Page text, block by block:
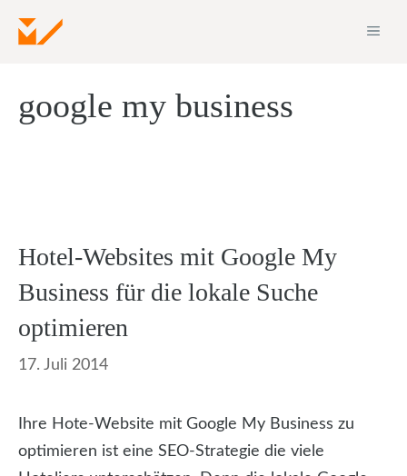
Inhalt
google my business
Hotel-Websites mit Google My
Business für die lokale Suche
optimieren
17. Juli 2014
Ihre Hote-Website mit Google My Business zu
optimieren ist eine SEO-Strategie die viele